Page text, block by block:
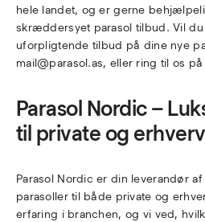
hele landet, og er gerne
skræddersyet parasol tilbud. Vil du
uforpligtende tilbud på dine nye
mail@parasol.as, eller ring til os
Parasol Nordic –
til private og erhverv
Parasol Nordic er din leverandør
parasoller til både private og
erfaring i branchen, og vi ved,